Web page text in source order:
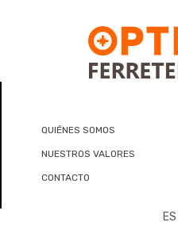
QUIÉNES SOMOS
NUESTROS VALORES
CONTACTO
ES